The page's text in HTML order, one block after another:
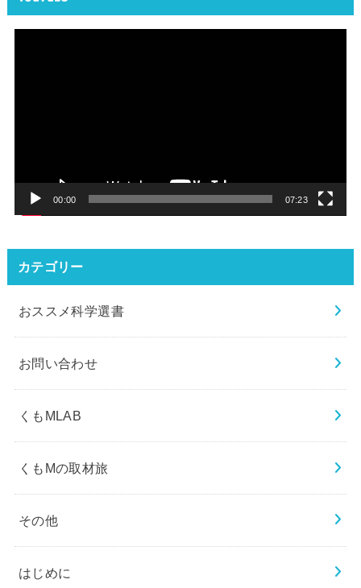
00:00 07:23
カテゴリー
おススメ科学選書
お問い合わせ
くもMLAB
くもMの取材旅
その他
はじめに